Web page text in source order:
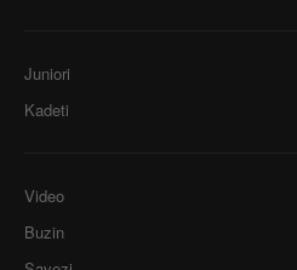
Juniori
Kadeti
Video
Buzin